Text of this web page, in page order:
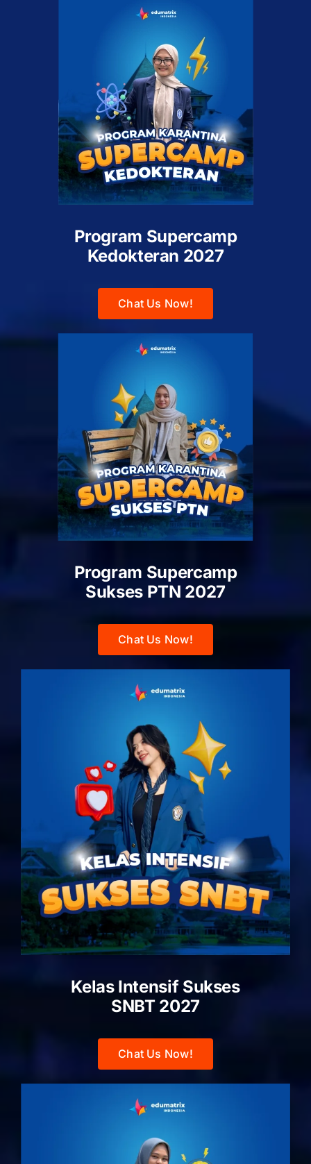
Program Supercamp
Kedokteran 2027
Chat Us Now!
Program Supercamp
Sukses PTN 2027
Chat Us Now!
Kelas Intensif Sukses
SNBT 2027
Chat Us Now!